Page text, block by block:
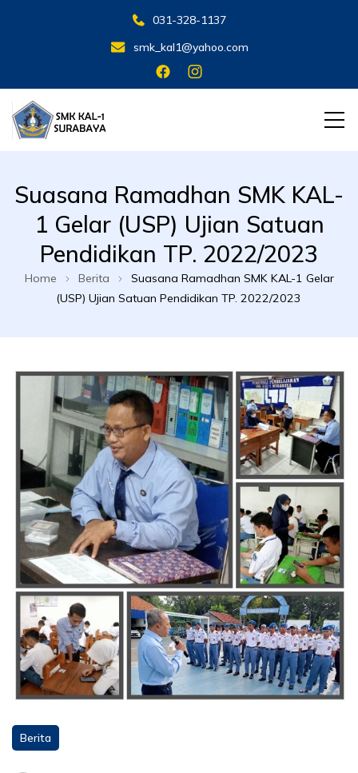
031-328-1137
smk_kal1@yahoo.com
Suasana Ramadhan SMK KAL-
1 Gelar (USP) Ujian Satuan
Pendidikan TP. 2022/2023
Home Berita
Suasana Ramadhan SMK KAL-1 Gelar
(USP) Ujian Satuan Pendidikan TP. 2022/2023
Berita